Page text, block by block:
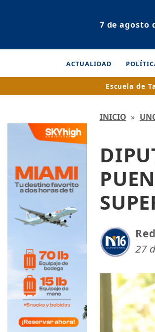
7 de agosto
ACTUALIDAD
Escuela de
INICIO »
27